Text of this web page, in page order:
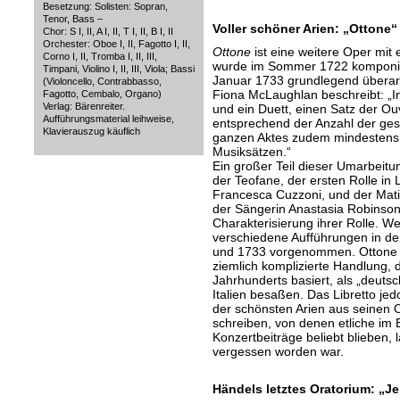
Besetzung: Solisten: Sopran,
Tenor, Bass –
Chor: S I, II, A I, II, T I, II, B I, II
Orchester: Oboe I, II, Fagotto I, II,
Corno I, II, Tromba I, II, III,
Timpani, Violino I, II, III, Viola; Bassi
(Violoncello, Contrabbasso,
Fagotto, Cembalo, Organo)
Verlag: Bärenreiter.
Aufführungsmaterial leihweise,
Klavierauszug käuflich
Voller schöner Arien: „Ottone“
Ottoneist eine weitere Oper mit
wurde im Sommer 1722
Januar 1733 grundlegend
Fiona McLaughlan beschreibt:
und ein Duett, einen Satz der
entsprechend der Anzahl der
ganzen Aktes zudem
Musiksätzen.“
Ein großer Teil dieser
der Teofane, der ersten Rolle in
Francesca Cuzzoni, und der
der Sängerin Anastasia
Charakterisierung ihrer Rolle.
verschiedene Aufführungen in
und 1733 vorgenommen.
ziemlich komplizierte Handlung,
Jahrhunderts basiert, als
Italien besaßen. Das Libretto
der schönsten Arien aus seinen
schreiben, von denen etliche im
Konzertbeiträge beliebt blieben,
vergessen worden war.
Händels letztes Oratorium: